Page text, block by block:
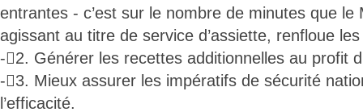
entrantes - c’est sur le nombre de minutes que le
agissant au titre de service d’assiette, renfloue
-2. Générer les recettes additionnelles au profit
-3. Mieux assurer les impératifs de sécurité
l’efficacité.